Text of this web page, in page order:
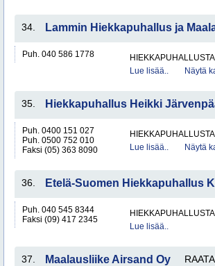
34. Lammin Hiekkapuhallus ja
Puh. 040 586 1778
HIEKKAPUHALLUSTA
Lue lisää..
Näytä
35. Hiekkapuhallus Heikki
Puh. 0400 151 027
Puh. 0500 752 010
Faksi (05) 363 8090
HIEKKAPUHALLUSTA
Lue lisää..
Näytä
36. Etelä-Suomen Hiekkapuhallus
Puh. 040 545 8344
Faksi (09) 417 2345
HIEKKAPUHALLUSTA
Lue lisää..
37. Maalausliike Airsand Oy